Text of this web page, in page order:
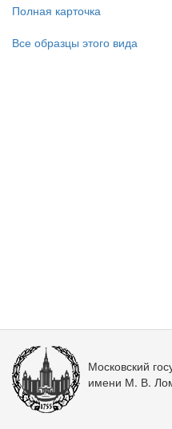
Полная карточка
Все образцы этого вида
Московский
имени М. В.